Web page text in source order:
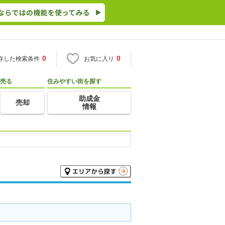
した検索条件 0 お気に入り 0
売る
売却
住みやすい街を探す
助成金
情報